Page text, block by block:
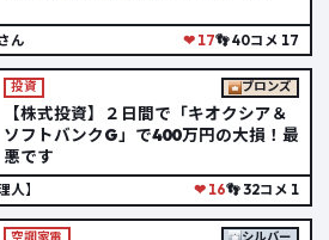
ん ❤ 17👣 40コメ 17
投資 ブロンズ
【株式投資】２日間で「キオクシア＆
ソフトバンクG」で400万円の大損！最
悪です
人】 ❤ 16👣 32コメ 1
空調家電 シルバー